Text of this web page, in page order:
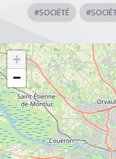
#SOCIÉTÉ #
+
−